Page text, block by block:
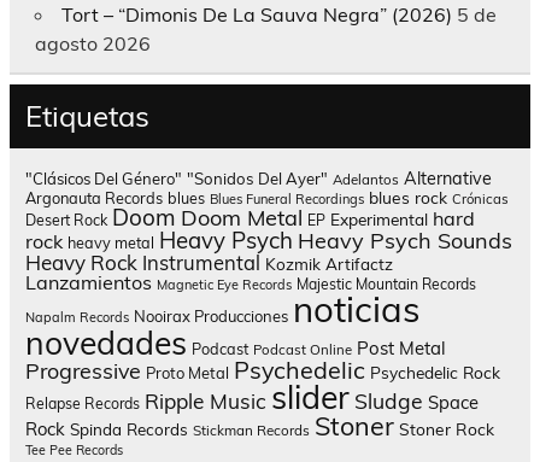
Tort – “Dimonis De La Sauva Negra” (2026) 5 de
agosto 2026
Etiquetas
"Clásicos Del Género" "Sonidos Del Ayer" Adelantos Alternative
Argonauta Records blues Blues Funeral Recordings blues rock Crónicas
Desert Rock Doom Doom Metal EP Experimental hard
rock heavy metal Heavy Psych Heavy Psych Sounds
Heavy Rock Instrumental Kozmik Artifactz
Lanzamientos Magnetic Eye Records Majestic Mountain Records
Napalm Records Nooirax Producciones noticias
novedades Podcast Podcast Online Post Metal
Progressive Proto Metal Psychedelic Psychedelic Rock
Relapse Records Ripple Music slider Sludge Space
Rock Spinda Records Stickman Records Stoner Stoner Rock
Tee Pee Records